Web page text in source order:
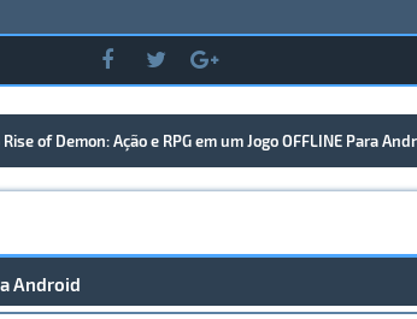
of Demon: Ação e RPG em um Jogo OFFLINE Para
Android